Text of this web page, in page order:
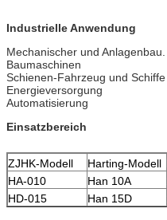
Industrielle Anwendung
Mechanischer und Anlagenbau.
Baumaschinen
Schienen-Fahrzeug und Schiffe
Energieversorgung
Automatisierung
Einsatzbereich
ZJHK-Modell Harting-Modell
HA-010
Han 10A
HD-015
Han 15D